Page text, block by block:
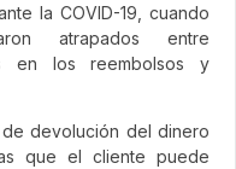
la COVID-19, cuando
atrapados entre
en los reembolsos y
devolución del dinero
que el cliente puede